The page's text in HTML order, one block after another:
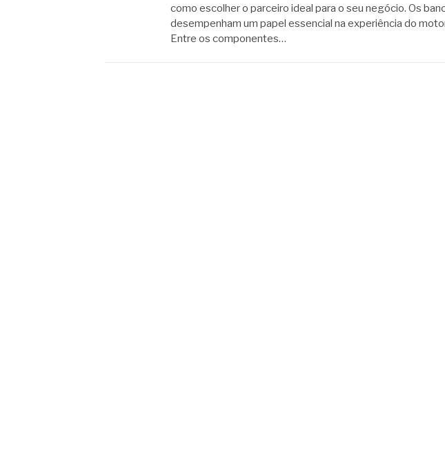
como escolher o parceiro ideal para o seu negócio. Os
desempenham um papel essencial na experiência do
Entre os componentes…